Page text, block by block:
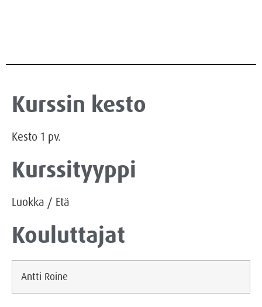
Kurssin kesto
Kesto 1 pv.
Kurssityyppi
Luokka / Etä
Kouluttajat
Antti Roine